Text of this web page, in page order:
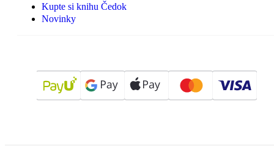
Kupte si knihu Čedok
Novinky